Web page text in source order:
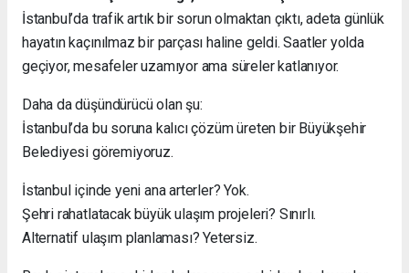
İstanbul’da trafik artık bir sorun olmaktan çıktı, adeta günlük
hayatın kaçınılmaz bir parçası haline geldi. Saatler yolda
geçiyor, mesafeler uzamıyor ama süreler katlanıyor.
Daha da düşündürücü olan şu:
İstanbul’da bu soruna kalıcı çözüm üreten bir Büyükşehir
Belediyesi göremiyoruz.
İstanbul içinde yeni ana arterler? Yok.
Şehri rahatlatacak büyük ulaşım projeleri? Sınırlı.
Alternatif ulaşım planlaması? Yetersiz.